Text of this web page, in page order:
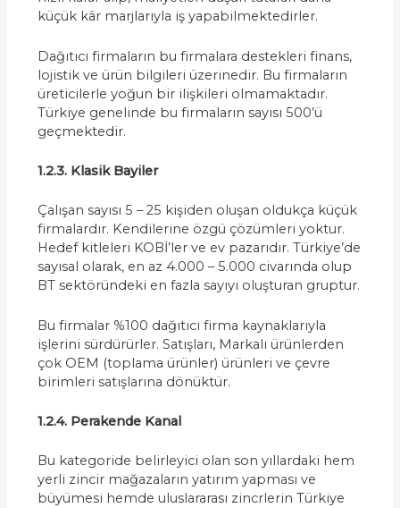
küçük kâr marjlarıyla iş yapabilmektedirler.
Dağıtıcı firmaların bu firmalara destekleri finans,
lojistik ve ürün bilgileri üzerinedir. Bu firmaların
üreticilerle yoğun bir ilişkileri olmamaktadır.
Türkiye genelinde bu firmaların sayısı 500’ü
geçmektedir.
1.2.3. Klasik Bayiler
Çalışan sayısı 5 – 25 kişiden oluşan oldukça küçük
firmalardır. Kendilerine özgü çözümleri yoktur.
Hedef kitleleri KOBİ’ler ve ev pazarıdır. Türkiye’de
sayısal olarak, en az 4.000 – 5.000 civarında olup
BT sektöründeki en fazla sayıyı oluşturan gruptur.
Bu firmalar %100 dağıtıcı firma kaynaklarıyla
işlerini sürdürürler. Satışları, Markalı ürünlerden
çok OEM (toplama ürünler) ürünleri ve çevre
birimleri satışlarına dönüktür.
1.2.4. Perakende Kanal
Bu kategoride belirleyici olan son yıllardaki hem
yerli zincir mağazaların yatırım yapması ve
büyümesi hemde uluslararası zincrlerin Türkiye